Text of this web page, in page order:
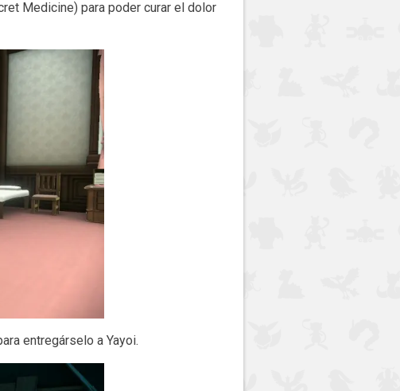
Medicine) para poder curar el dolor
entregárselo a Yayoi.